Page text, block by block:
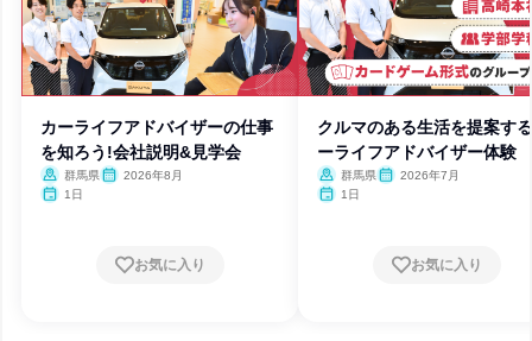
カーライフアドバイザーの仕事
を知ろう!会社説明&見学会
群馬県
2026年8月
1日
お気に入り
クルマのある生活を提案す
ーライフアドバイザー体験
群馬県
2026年7月
1日
お気に入り